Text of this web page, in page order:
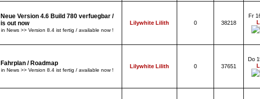
Neue Version 4.6 Build 780 verfuegbar /
is out now
in News >> Version 8.4 ist fertig / available now !
Lilywhite Lilith 0 38218
Fr
Fahrplan / Roadmap
in News >> Version 8.4 ist fertig / available now !
Lilywhite Lilith 0 37651
Do